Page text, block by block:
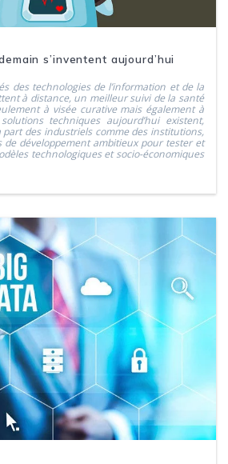
s’inventent aujourd’hui
des technologies de l’information et de la
à distance, un meilleur suivi de la santé
à visée curative mais également à
techniques aujourd’hui existent,
part des industriels comme des institutions,
de développement ambitieux pour tester et
technologiques et socio-économiques